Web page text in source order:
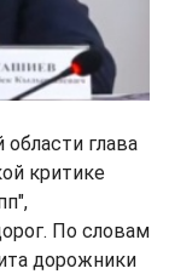
глава
критике
По словам
дорожники